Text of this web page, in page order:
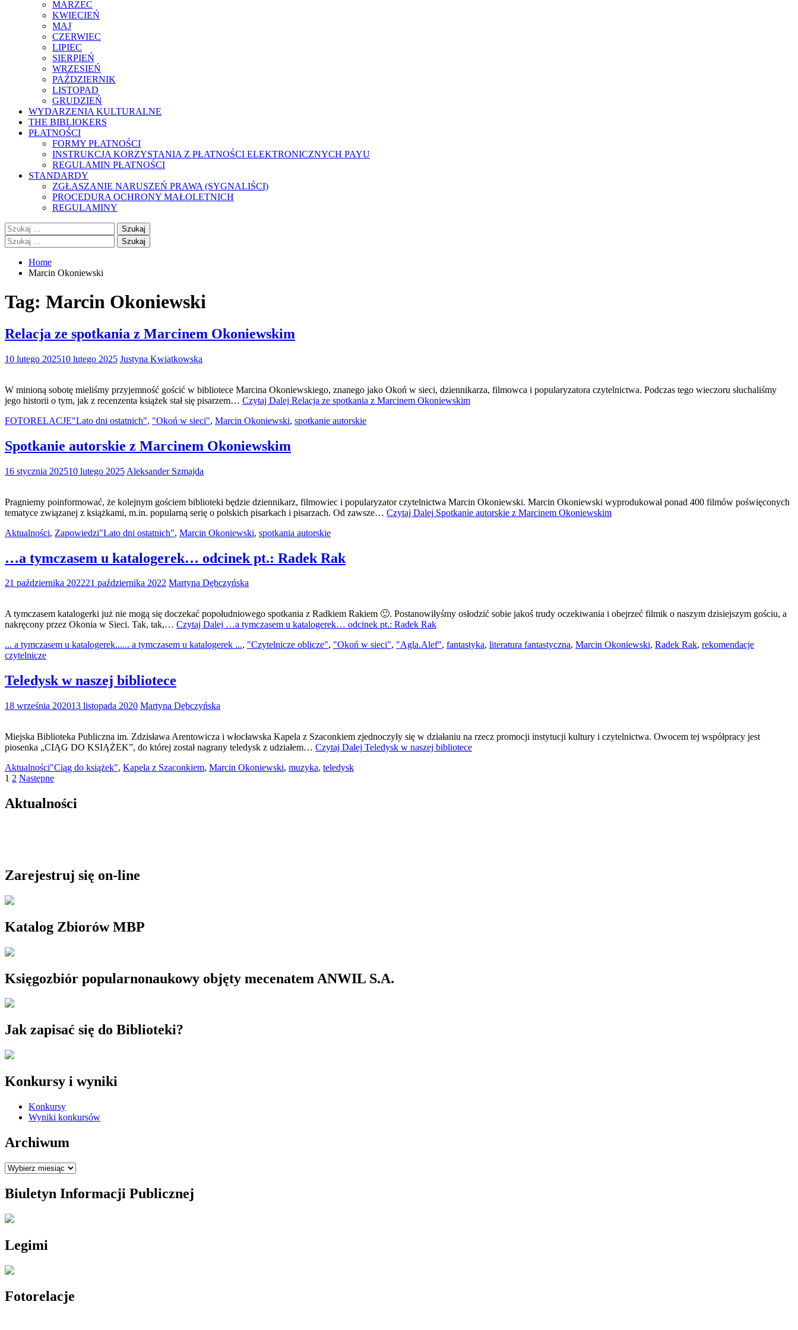
MARZEC
KWIECIEŃ
MAJ
CZERWIEC
LIPIEC
SIERPIEŃ
WRZESIEŃ
PAŹDZIERNIK
LISTOPAD
GRUDZIEŃ
WYDARZENIA KULTURALNE
THE BIBLIOKERS
PŁATNOŚCI
FORMY PŁATNOŚCI
INSTRUKCJA KORZYSTANIA Z PŁATNOŚCI ELEKTRONICZNYCH PAYU
REGULAMIN PŁATNOŚCI
STANDARDY
ZGŁASZANIE NARUSZEŃ PRAWA (SYGNALIŚCI)
PROCEDURA OCHRONY MAŁOLETNICH
REGULAMINY
Szukaj:
Szukaj:
Home
Marcin Okoniewski
Tag: Marcin Okoniewski
Relacja ze spotkania z Marcinem Okoniewskim
10 lutego 202510 lutego 2025 Justyna Kwiatkowska
W minioną sobotę mieliśmy przyjemność gościć w bibliotece Marcina Okoniewskiego, znanego jako Okoń w sieci, dziennikarza, filmowca i popularyzatora czytelnictwa. Podczas tego wieczoru słuchaliśmy
jego historii o tym, jak z recenzenta książek stał się pisarzem… Czytaj Dalej Relacja ze spotkania z Marcinem Okoniewskim
FOTORELACJE"Lato dni ostatnich", "Okoń w sieci", Marcin Okoniewski, spotkanie autorskie
Spotkanie autorskie z Marcinem Okoniewskim
16 stycznia 202510 lutego 2025 Aleksander Szmajda
Pragniemy poinformować, że kolejnym gościem biblioteki będzie dziennikarz, filmowiec i popularyzator czytelnictwa Marcin Okoniewski. Marcin Okoniewski wyprodukował ponad 400 filmów poświęconych
tematyce związanej z książkami, m.in. popularną serię o polskich pisarkach i pisarzach. Od zawsze… Czytaj Dalej Spotkanie autorskie z Marcinem Okoniewskim
Aktualności, Zapowiedzi"Lato dni ostatnich", Marcin Okoniewski, spotkania autorskie
…a tymczasem u katalogerek… odcinek pt.: Radek Rak
21 października 202221 października 2022 Martyna Dębczyńska
A tymczasem katalogerki już nie mogą się doczekać popołudniowego spotkania z Radkiem Rakiem 🙂. Postanowiłyśmy osłodzić sobie jakoś trudy oczekiwania i obejrzeć filmik o naszym dzisiejszym gościu, a
nakręcony przez Okonia w Sieci. Tak, tak,… Czytaj Dalej …a tymczasem u katalogerek… odcinek pt.: Radek Rak
... a tymczasem u katalogerek...... a tymczasem u katalogerek ..., "Czytelnicze oblicze", "Okoń w sieci", "Agla.Alef", fantastyka, literatura fantastyczna, Marcin Okoniewski, Radek Rak, rekomendacje
czytelnicze
Teledysk w naszej bibliotece
18 września 202013 listopada 2020 Martyna Dębczyńska
Miejska Biblioteka Publiczna im. Zdzisława Arentowicza i włocławska Kapela z Szaconkiem zjednoczyły się w działaniu na rzecz promocji instytucji kultury i czytelnictwa. Owocem tej współpracy jest
piosenka „CIĄG DO KSIĄŻEK”, do której został nagrany teledysk z udziałem… Czytaj Dalej Teledysk w naszej bibliotece
Aktualności"Ciąg do książek", Kapela z Szaconkiem, Marcin Okoniewski, muzyka, teledysk
Stronicowanie
wpisów
1 2 Następne
Aktualności
Zarejestruj się on-line
Katalog Zbiorów MBP
Księgozbiór popularnonaukowy objęty mecenatem ANWIL S.A.
Jak zapisać się do Biblioteki?
Konkursy i wyniki
Konkursy
Wyniki konkursów
Archiwum
Archiwum
Biuletyn Informacji Publicznej
Legimi
Fotorelacje